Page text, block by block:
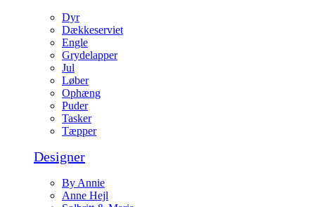
Dyr
Dækkeserviet
Engle
Grydelapper
Jul
Løber
Ophæng
Puder
Tasker
Tæpper
Designer
By Annie
Anne Hejl